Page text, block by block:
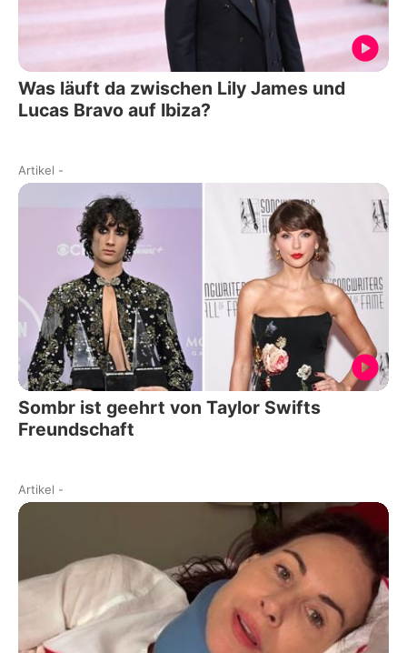
Was läuft da zwischen Lily James und
Lucas Bravo auf Ibiza?
Artikel -
Sombr ist geehrt von Taylor Swifts
Freundschaft
Artikel -